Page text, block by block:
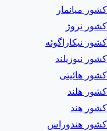
کشور میانمار
کشور نروژ
کشور نیکاراگوئه
کشور نیوزیلند
کشور هائیتی
کشور هلند
کشور هند
کشور هندوراس